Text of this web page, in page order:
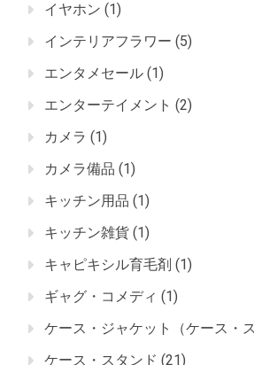
イヤホン (1)
インテリアフラワー (5)
エンタメセール (1)
エンターテイメント (2)
カメラ (1)
カメラ備品 (1)
キッチン用品 (1)
キッチン雑貨 (1)
キャピキシル育毛剤 (1)
ギャグ・コメディ (1)
ケース・ジャケット（ケース・ス
ケース・スタンド (21)